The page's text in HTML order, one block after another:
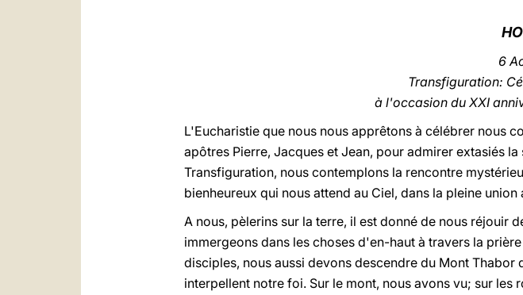
6
Transfiguration:
à l'occasion du XXI
L'Eucharistie que nous nous apprêtons à célébrer nous
apôtres Pierre, Jacques et Jean, pour admirer extasiés
Transfiguration, nous contemplons la rencontre
bienheureux qui nous attend au Ciel, dans la pleine
A nous, pèlerins sur la terre, il est donné de nous réjouir
immergeons dans les choses d'en-haut à travers la
disciples, nous aussi devons descendre du Mont
interpellent notre foi. Sur le mont, nous avons vu; sur